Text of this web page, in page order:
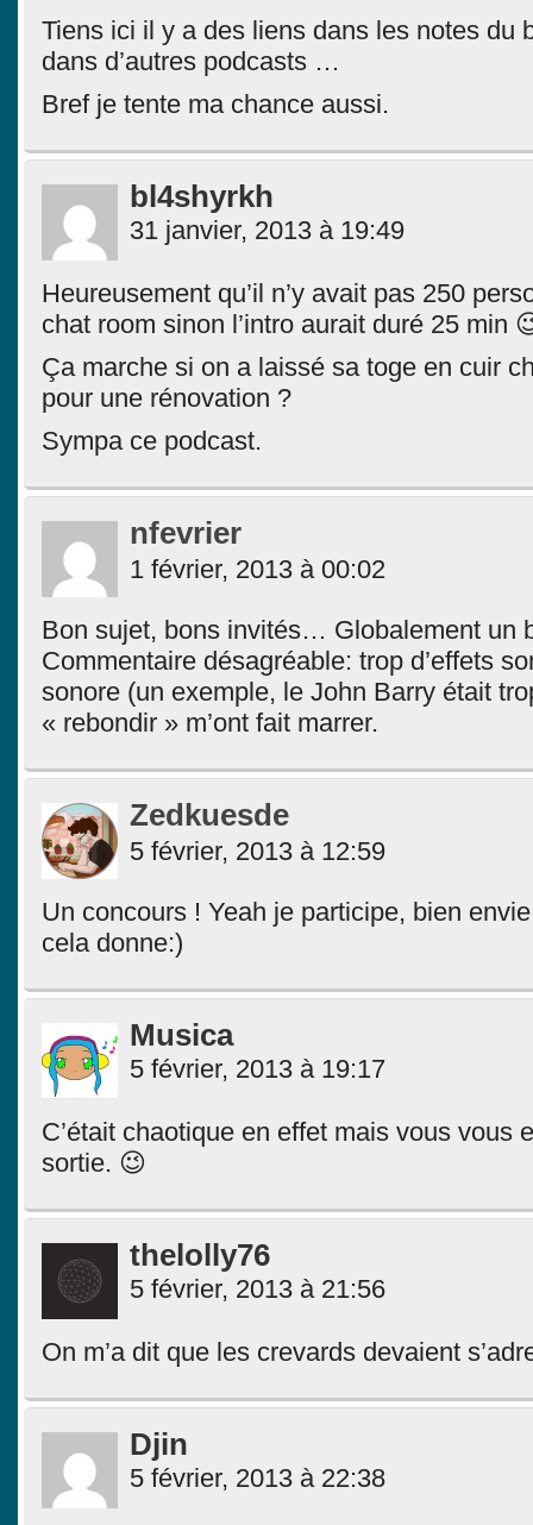
Tiens ici il y a des liens dans les notes du
dans d’autres podcasts …
Bref je tente ma chance aussi.
bl4shyrkh
31 janvier, 2013 à 19:49
Heureusement qu’il n’y avait pas 250
chat room sinon l’intro aurait duré 25 min
Ça marche si on a laissé sa toge en cuir
pour une rénovation ?
Sympa ce podcast.
nfevrier
1 février, 2013 à 00:02
Bon sujet, bons invités… Globalement un
Commentaire désagréable: trop d’effets
sonore (un exemple, le John Barry était
« rebondir » m’ont fait marrer.
Zedkuesde
5 février, 2013 à 12:59
Un concours ! Yeah je participe, bien
cela donne:)
Musica
5 février, 2013 à 19:17
C’était chaotique en effet mais vous vous
sortie. 😉
thelolly76
5 février, 2013 à 21:56
On m’a dit que les crevards devaient
Djin
5 février, 2013 à 22:38